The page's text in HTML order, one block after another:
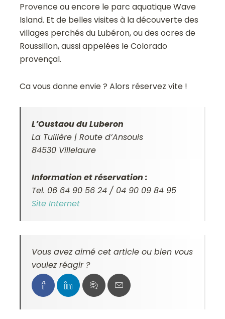
Provence ou encore le parc aquatique Wave
Island. Et de belles visites à la découverte des
villages perchés du Lubéron, ou des ocres de
Roussillon, aussi appelées le Colorado
provençal.
Ca vous donne envie ? Alors réservez vite !
L’Oustaou du Luberon
La Tuilière | Route d’Ansouis
84530 Villelaure
Information et réservation :
Tel. 06 64 90 56 24 / 04 90 09 84 95
Site Internet
Vous avez aimé cet article ou bien vous
voulez réagir ?